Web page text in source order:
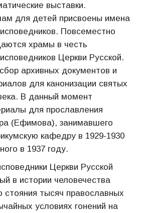
выставки.
для детей присвоены имена
Повсеместно
храмы в честь
Церкви Русской.
архивных документов и
для канонизации святых
В данный момент
для прославления
(Ефимова), занимавшего
кафедру в 1929-1930
в 1937 году.
Церкви Русской
в истории человечества
стояния тысяч православных
условиях гонений на